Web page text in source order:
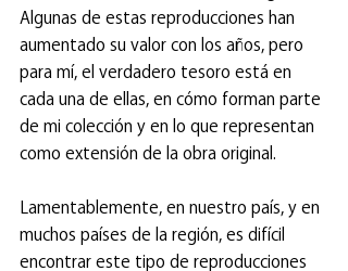
Algunas de estas reproducciones han
aumentado su valor con los años, pero
para mí, el verdadero tesoro está en
cada una de ellas, en cómo forman parte
de mi colección y en lo que representan
como extensión de la obra original.
Lamentablemente, en nuestro país, y en
muchos países de la región, es difícil
encontrar este tipo de reproducciones